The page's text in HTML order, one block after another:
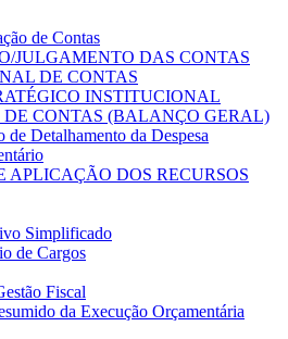
de Contas
JULGAMENTO DAS CONTAS
DE CONTAS
INSTITUCIONAL
DE CONTAS (BALANÇO GERAL)
Detalhamento da Despesa
DOS RECURSOS
Simplificado
de Cargos
Fiscal
da Execução Orçamentária